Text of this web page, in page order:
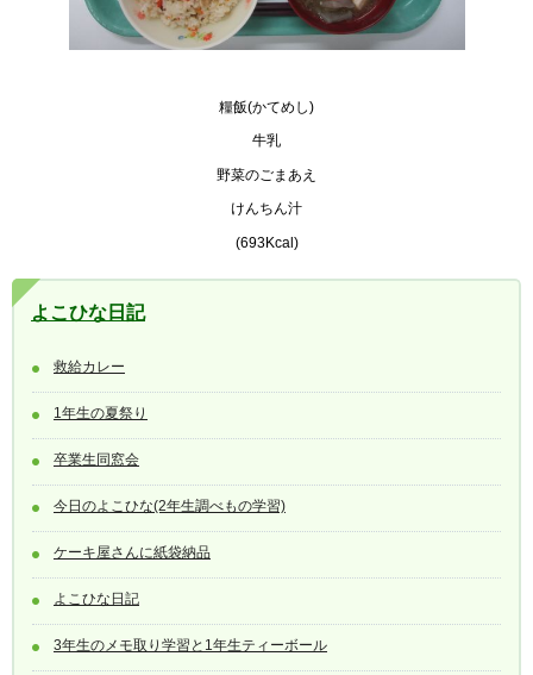
糧飯(かてめし)
牛乳
野菜のごまあえ
けんちん汁
(693Kcal)
よこひな日記
救給カレー
1年生の夏祭り
卒業生同窓会
今日のよこひな(2年生調べもの学習)
ケーキ屋さんに紙袋納品
よこひな日記
3年生のメモ取り学習と1年生ティーボール